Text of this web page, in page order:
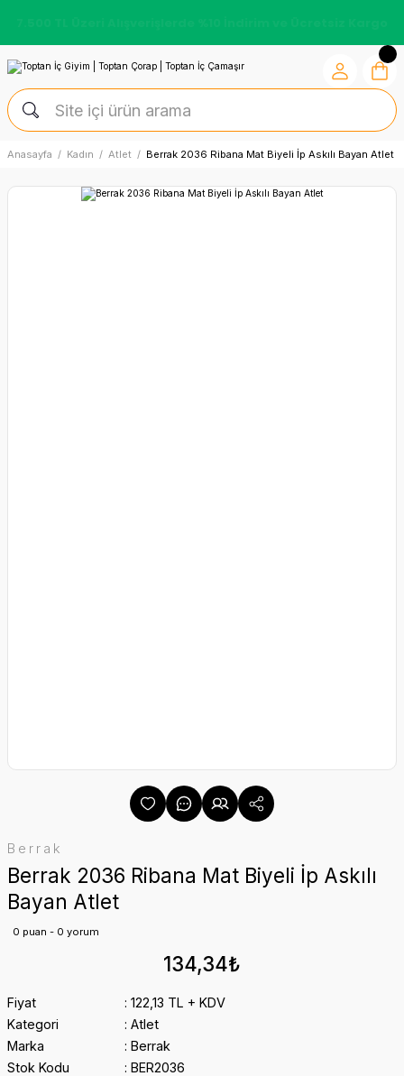
Anasayfa Kadın Atlet Berrak 2036 Ribana Mat Biyeli İp Askılı Bayan Atlet
Berrak
Berrak 2036 Ribana Mat Biyeli İp Askılı
Bayan Atlet
0 puan - 0 yorum
134,34₺
Fiyat
122,13 TL + KDV
Kategori
Atlet
Marka
Berrak
Stok Kodu
BER2036